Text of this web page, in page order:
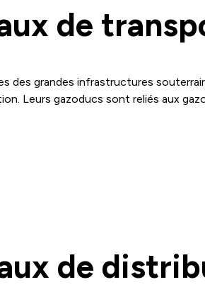
de
des grandes infrastructures
Leurs gazoducs sont reliés aux
de